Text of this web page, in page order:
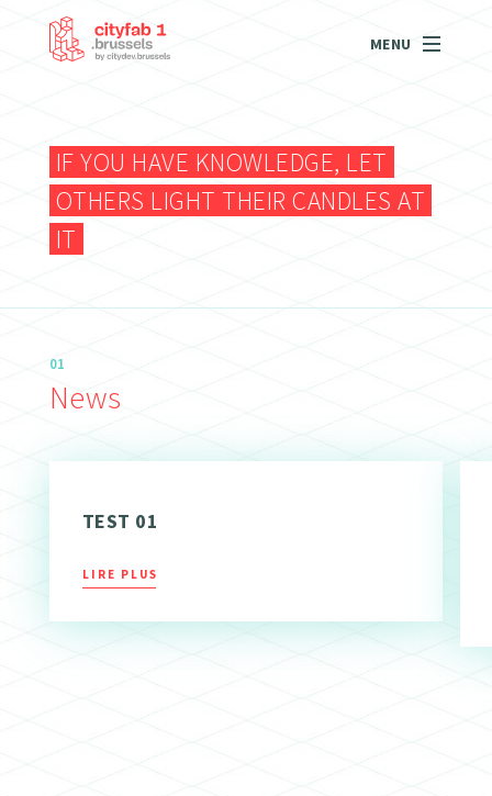
MENU
IF YOU HAVE KNOWLEDGE, LET
OTHERS LIGHT THEIR CANDLES AT
IT
01
News
TEST 01
LIRE PLUS